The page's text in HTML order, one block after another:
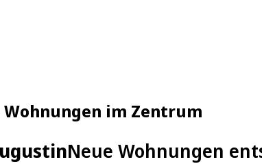
im Zentrum
Neue Wohnungen